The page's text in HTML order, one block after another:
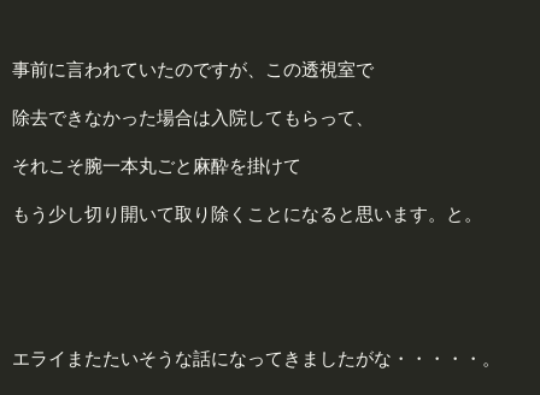
事前に言われていたのですが、この透視室で
除去できなかった場合は入院してもらって、
それこそ腕一本丸ごと麻酔を掛けて
もう少し切り開いて取り除くことになると思います。と。
エライまたたいそうな話になってきましたがな・・・・・。